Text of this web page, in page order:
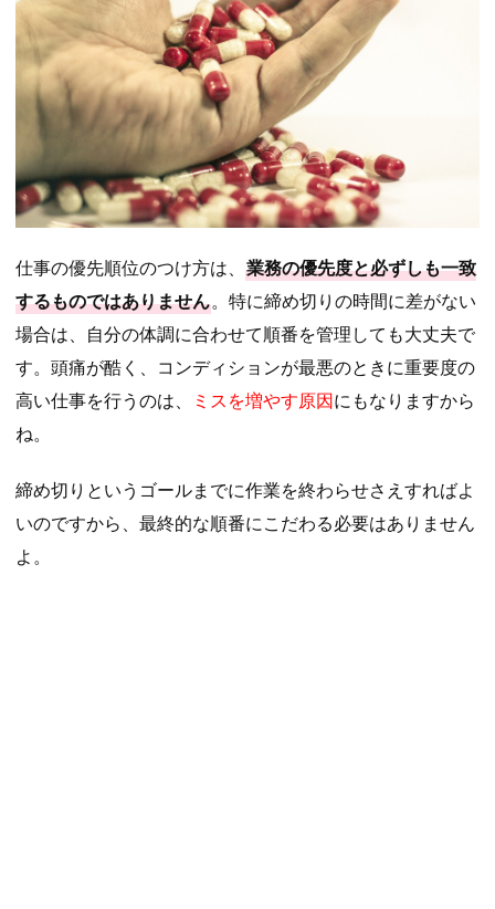
仕事の優先順位のつけ方は、 業務の優先度と必ずしも一致
するものではありません。特に締め切りの時間に差がない
場合は、自分の体調に合わせて順番を管理しても大丈夫で
す。頭痛が酷く、コンディションが最悪のときに重要度の
高い仕事を行うのは、
ミスを増やす原因にもなりますから
ね。
締め切りというゴールまでに作業を終わらせさえすればよ
いのですから、最終的な順番にこだわる必要はありません
よ。